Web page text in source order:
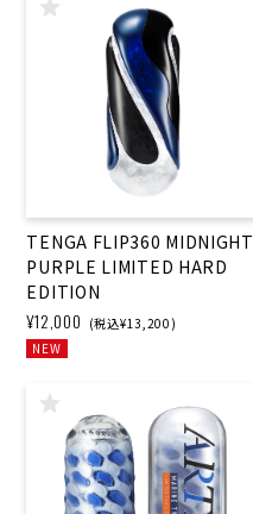
TENGA FLIP360 MIDNIGHT
PURPLE LIMITED HARD
EDITION
¥12,000 (税込¥13,200)
NEW